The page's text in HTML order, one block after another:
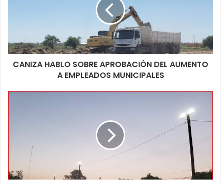
CANIZA HABLO SOBRE APROBACIÓN DEL AUMENTO
A EMPLEADOS MUNICIPALES